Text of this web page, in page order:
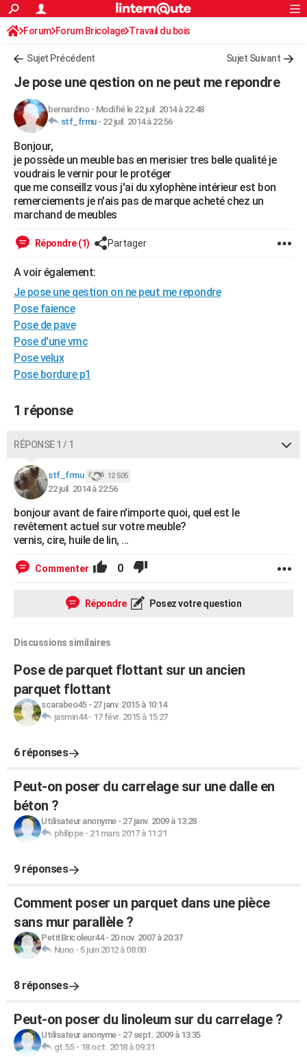
ACTUALITÉS
Politique
Société
Faits Divers
Education
Monde
Villes
+
FINANCE
Retraite
Impôts
Epargne
Immobilier
Risques naturels par ville
Banque
Assurance
Crédit
AUTO
Essais
Réserver un essai
Citadines
Berlines
SUV
Forum auto
+HIGH-TECH
Mobiles
Meilleur smartphone
Internet
Ordinateurs
Jeux vidéo
Guide high-tech
+BRICOLAGE
Forum
Aménagement intérieur
Extérieur
Cuisine
Salle de bains
Jardinage
Rangement
WEEK-END
Guides de France
Escapades
Patrimoine
Expositions
Musées
Week-end nature
LIFESTYLE
SANTE
Alimentation
Guide de la santé
Maladies
Médicaments
Sommeil
VOYAGE
Destinations
City break
Voyage nature
Voyage de noces
Forum
Climat
+PHOTO
GUIDES D'ACHAT
BONS PLANS
CARTE DE VOEUX
COPAINS D'AVANT
S'inscrire
Se connecter
Lycées
Collèges
Primaires
Universités
Entreprises
Service militaire
Avis de recherche
AVIS DE DÉCÈS
FORUM
Bricolage
Lifestyle
Culture
Sport
Auto
Television
Voyage
Cinema
S'inscrire
Connexion
Forum Forum Bricolage Travail du bois
Sujet Précédent Sujet Suivant
Je pose une qestion on ne peut me repondre
bernardino- Modifié le 22 juil. 2014 à 22:48
stf_frmu- 22 juil. 2014 à 22:56
Bonjour,
je possède un meuble bas en merisier tres belle qualité je
voudrais le vernir pour le protéger
que me conseillz vous j'ai du xylophène intérieur est bon
remerciements je n'ais pas de marque acheté chez un
marchand de meubles
Répondre (1) Partager
A voir également:
Je pose une qestion on ne peut me repondre
Pose faience
Pose de pave
Pose d'une vmc
Pose velux
Pose bordure p1
1 réponse
RÉPONSE 1 / 1
stf_frmu 12 505
22 juil. 2014 à 22:56
bonjour avant de faire n'importe quoi, quel est le
revêtement actuel sur votre meuble?
vernis, cire, huile de lin, ...
Commenter 0
Répondre Posez votre question
Discussions similaires
Pose de parquet flottant sur un ancien
parquet flottant
scarabeo45- 27 janv. 2015 à 10:14
jasmin44- 17 févr. 2015 à 15:27
6 réponses
Peut-on poser du carrelage sur une dalle en
béton ?
Utilisateur anonyme- 27 janv. 2009 à 13:28
philippe- 21 mars 2017 à 11:21
9 réponses
Comment poser un parquet dans une pièce
sans mur parallèle ?
PetitBricoleur44- 20 nov. 2007 à 20:37
Nuno- 5 juin 2012 à 08:00
8 réponses
Peut-on poser du linoleum sur du carrelage ?
Utilisateur anonyme- 27 sept. 2009 à 13:35
gt.55- 18 oct. 2018 à 09:31